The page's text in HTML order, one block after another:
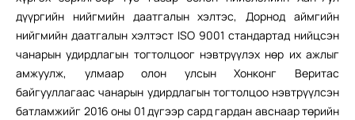
дүүргийн нийгмийн даатгалын хэлтэс, Дорнод аймгийн
нийгмийн даатгалын хэлтэст ISO 9001 стандартад нийцсэн
чанарын удирдлагын тогтолцоог нэвтрүүлэх нөр их ажлыг
амжуулж, улмаар олон улсын Хонконг Веритас
байгууллагаас чанарын удирдлагын тогтолцоо нэвтрүүлсэн
батламжийг 2016 оны 01 дүгээр сард гардан авснаар төрийн